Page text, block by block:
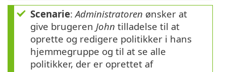
Scenarie:Administratoren ønsker at
give brugeren John tilladelse til at
oprette og redigere politikker i hans
hjemmegruppe og til at se alle
politikker, der er oprettet af